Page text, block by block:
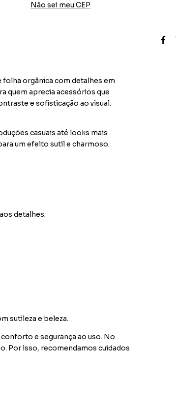
Não sei meu CEP
folha orgânica com detalhes em
quem aprecia acessórios que
e sofisticação ao visual.
casuais até looks mais
um efeito sutil e charmoso.
detalhes.
sutileza e beleza.
e segurança ao uso. No
Por isso, recomendamos cuidados